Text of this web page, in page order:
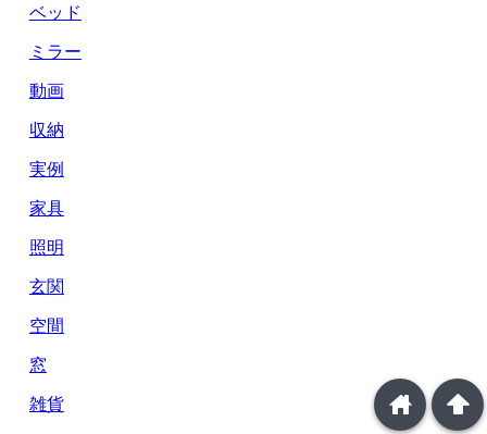
ベッド
ミラー
動画
収納
実例
家具
照明
玄関
空間
窓
雑貨
arrowup
home